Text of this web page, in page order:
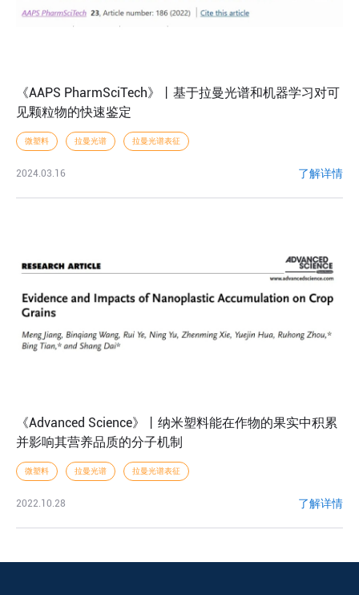
《AAPS PharmSciTech》丨基于拉曼光谱和机器学习对可
见颗粒物的快速鉴定
微塑料 拉曼光谱 拉曼光谱表征
2024.03.16 了解详情
《Advanced Science》丨纳米塑料能在作物的果实中积累
并影响其营养品质的分子机制
微塑料 拉曼光谱 拉曼光谱表征
2022.10.28 了解详情